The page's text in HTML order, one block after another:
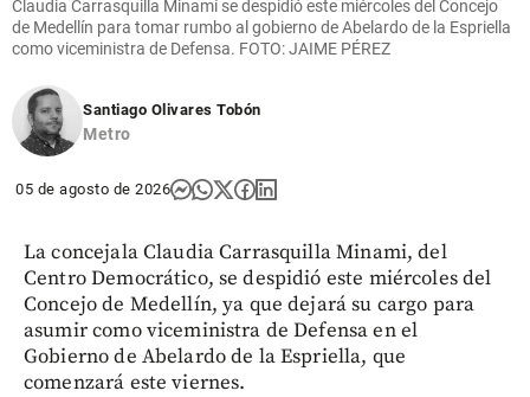
Claudia Carrasquilla Minamí se despidió este miércoles del Concejo
de Medellín para tomar rumbo al gobierno de Abelardo de la Espriella
como viceministra de Defensa. FOTO: JAIME PÉREZ
Santiago Olivares Tobón
Metro
05 de agosto de 2026
La concejala Claudia Carrasquilla Minami, del
Centro Democrático, se despidió este miércoles del
Concejo de Medellín, ya que dejará su cargo para
asumir como viceministra de Defensa en el
Gobierno de Abelardo de la Espriella, que
comenzará este viernes.